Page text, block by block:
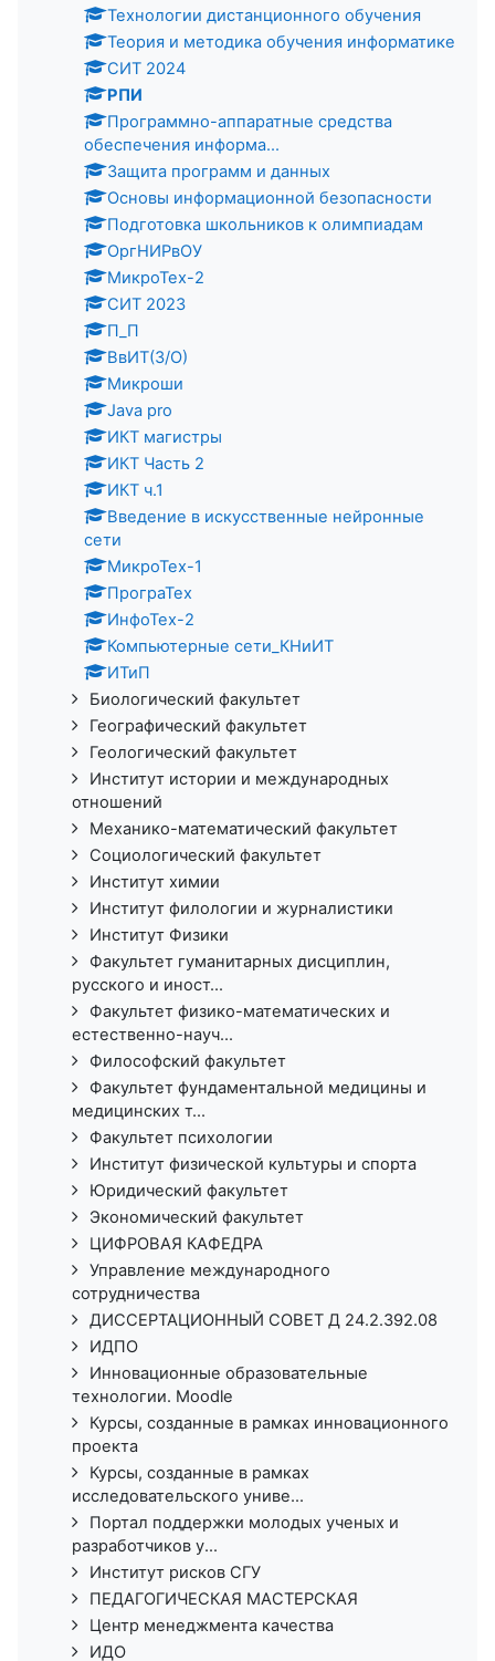
Технологии дистанционного обучения
Теория и методика обучения информатике
СИТ 2024
РПИ
Программно-аппаратные средства
обеспечения информа...
Защита программ и данных
Основы информационной безопасности
Подготовка школьников к олимпиадам
ОргНИРвОУ
МикроТех-2
СИТ 2023
П_П
ВвИТ(З/О)
Микроши
Java pro
ИКТ магистры
ИКТ Часть 2
ИКТ ч.1
Введение в искусственные нейронные
сети
МикроТех-1
ПрограТех
ИнфоТех-2
Компьютерные сети_КНиИТ
ИТиП
Биологический факультет
Географический факультет
Геологический факультет
Институт истории и международных
отношений
Механико-математический факультет
Социологический факультет
Институт химии
Институт филологии и журналистики
Институт Физики
Факультет гуманитарных дисциплин,
русского и иност...
Факультет физико-математических и
естественно-науч...
Философский факультет
Факультет фундаментальной медицины и
медицинских т...
Факультет психологии
Институт физической культуры и спорта
Юридический факультет
Экономический факультет
ЦИФРОВАЯ КАФЕДРА
Управление международного
сотрудничества
ДИССЕРТАЦИОННЫЙ СОВЕТ Д 24.2.392.08
ИДПО
Инновационные образовательные
технологии. Moodle
Курсы, созданные в рамках инновационного
проекта
Курсы, созданные в рамках
исследовательского униве...
Портал поддержки молодых ученых и
разработчиков у...
Институт рисков СГУ
ПЕДАГОГИЧЕСКАЯ МАСТЕРСКАЯ
Центр менеджмента качества
ИДО